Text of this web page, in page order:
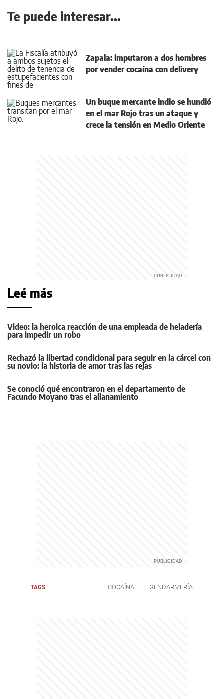
Te puede interesar...
Zapala: imputaron a dos hombres
por vender cocaína con delivery
Un buque mercante indio se hundió
en el mar Rojo tras un ataque y
crece la tensión en Medio Oriente
Leé más
Video: la heroica reacción de una empleada de heladería
para impedir un robo
Rechazó la libertad condicional para seguir en la cárcel con
su novio: la historia de amor tras las rejas
Se conoció qué encontraron en el departamento de
Facundo Moyano tras el allanamiento
TAGS COCAÍNA GENDARMERÍA